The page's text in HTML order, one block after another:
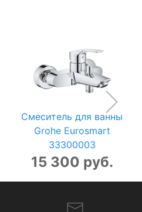
Смеситель для ванны
Grohe Eurosmart
33300003
15 300 руб.